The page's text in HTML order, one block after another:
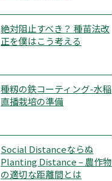
絶対阻止すべき？ 種苗法改
正を僕はこう考える
種籾の鉄コーティング-水稲
直播栽培の準備
Social Distanceならぬ
Planting Distance – 農作物
の適切な距離間とは